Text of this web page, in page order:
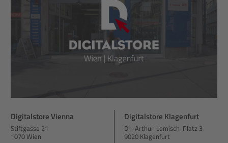
Digitalstore Vienna
Stiftgasse 21
1070 Wien
Digitalstore Klagenfurt
Dr.-Arthur-Lemisch-Platz 3
9020 Klagenfurt